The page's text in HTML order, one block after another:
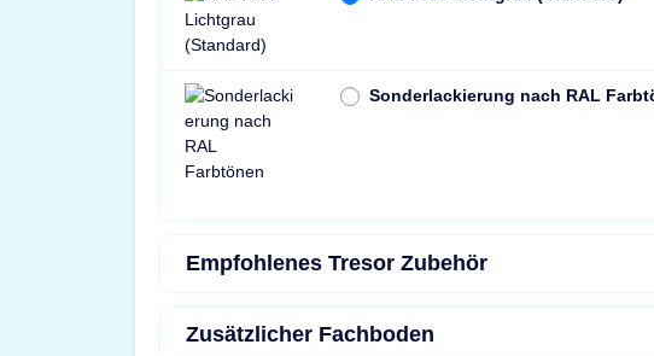
Sonderlackierung nach RAL
Empfohlenes Tresor Zubehör
Zusätzlicher Fachboden